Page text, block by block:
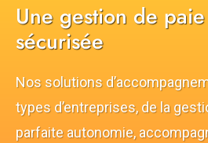
Une gestion de
sécurisée
Nos solutions
types d’entreprises, de la
parfaite autonomie,